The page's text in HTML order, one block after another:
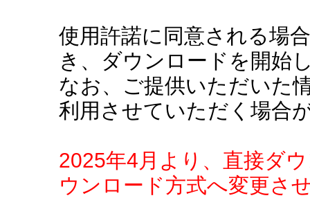
使用許諾に同意される場
き、ダウンロードを開始
なお、ご提供いただいた
利用させていただく場合
2025年4月より、直接ダ
ウンロード方式へ変更さ